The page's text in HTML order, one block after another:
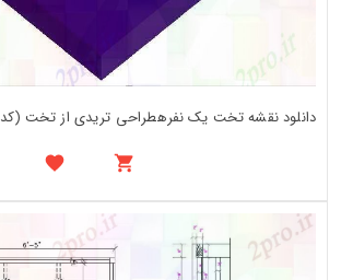
دانلود نقشه تخت یک نفرهطراحی تریدی از تخت (کد89391)